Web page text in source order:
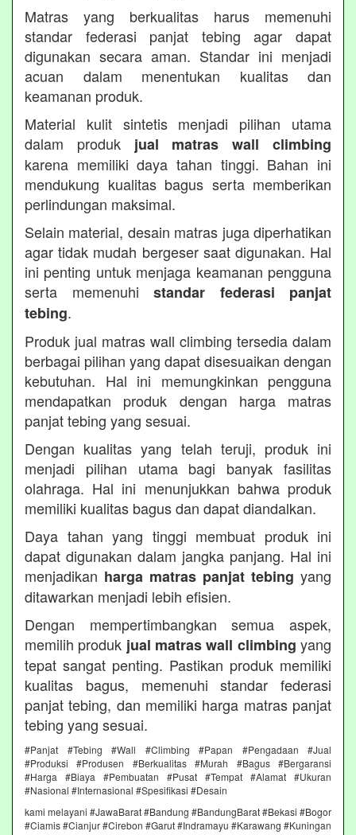
Matras yang berkualitas harus memenuhi
standar federasi panjat tebing agar dapat
digunakan secara aman. Standar ini menjadi
acuan dalam menentukan kualitas dan
keamanan produk.
Material kulit sintetis menjadi pilihan utama
dalam produk jual matras wall climbing
karena memiliki daya tahan tinggi. Bahan ini
mendukung kualitas bagus serta memberikan
perlindungan maksimal.
Selain material, desain matras juga diperhatikan
agar tidak mudah bergeser saat digunakan. Hal
ini penting untuk menjaga keamanan pengguna
serta memenuhi standar federasi panjat
tebing.
Produk jual matras wall climbing tersedia dalam
berbagai pilihan yang dapat disesuaikan dengan
kebutuhan. Hal ini memungkinkan pengguna
mendapatkan produk dengan harga matras
panjat tebing yang sesuai.
Dengan kualitas yang telah teruji, produk ini
menjadi pilihan utama bagi banyak fasilitas
olahraga. Hal ini menunjukkan bahwa produk
memiliki kualitas bagus dan dapat diandalkan.
Daya tahan yang tinggi membuat produk ini
dapat digunakan dalam jangka panjang. Hal ini
menjadikan harga matras panjat tebing yang
ditawarkan menjadi lebih efisien.
Dengan mempertimbangkan semua aspek,
memilih produk jual matras wall climbing yang
tepat sangat penting. Pastikan produk memiliki
kualitas bagus, memenuhi standar federasi
panjat tebing, dan memiliki harga matras panjat
tebing yang sesuai.
#Panjat #Tebing #Wall #Climbing #Papan #Pengadaan #Jual
#Produksi #Produsen #Berkualitas #Murah #Bagus #Bergaransi
#Harga #Biaya #Pembuatan #Pusat #Tempat #Alamat #Ukuran
#Nasional #Internasional #Spesifikasi #Desain
kami melayani #JawaBarat #Bandung #BandungBarat #Bekasi #Bogor
#Ciamis #Cianjur #Cirebon #Garut #Indramayu #Karawang #Kuningan